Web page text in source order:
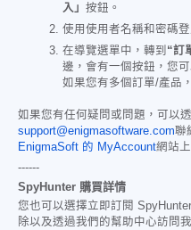
入」 按鈕。
使用使用者名稱和密碼登
在導覽選單中，轉到 “訂
邊，會有一個按鈕，您
如果您有多個訂單/產品
如果您有任何疑問或問題，可以
support@enigmasoftware.com聯
EnigmaSoft 的 MyAccount網站
------
SpyHunter 購買詳情
您也可以選擇立即訂閱
除以及透過我們的幫助中心訪問